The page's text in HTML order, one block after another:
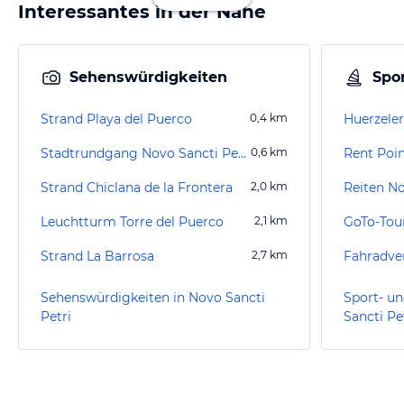
Interessantes in der Nähe
Sehenswürdigkeiten
Strand Playa del Puerco 0,4 km
Stadtrundgang Novo Sancti Petri 0,6 km
Strand Chiclana de la Frontera 2,0 km
Leuchtturm Torre del Puerco 2,1 km
Strand La Barrosa 2,7 km
Sehenswürdigkeiten in Novo Sancti
Petri
Rent
Reiten
GoTo-
Sport-
Sancti